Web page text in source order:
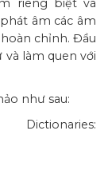
riêng biệt và
âm các âm
chỉnh. Đầu
làm quen với
như sau: